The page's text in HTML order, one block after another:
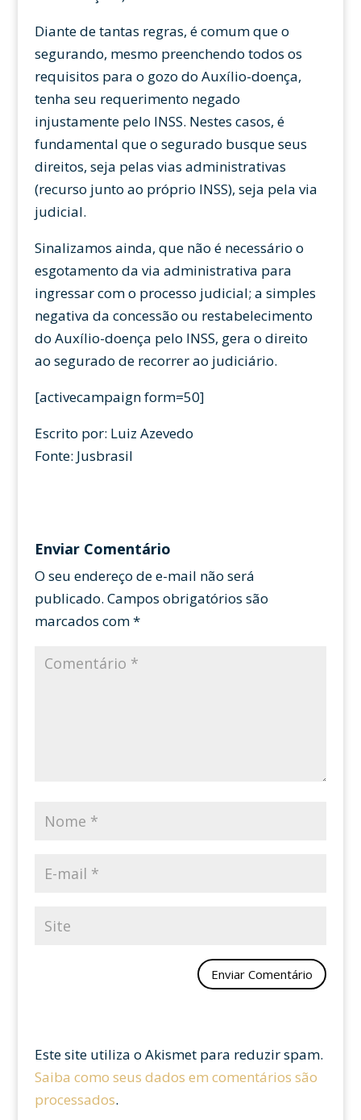
Diante de tantas regras, é comum que o
segurando, mesmo preenchendo todos os
requisitos para o gozo do Auxílio-doença,
tenha seu requerimento negado
injustamente pelo INSS. Nestes casos, é
fundamental que o segurado busque seus
direitos, seja pelas vias administrativas
(recurso junto ao próprio INSS), seja pela via
judicial.
Sinalizamos ainda, que não é necessário o
esgotamento da via administrativa para
ingressar com o processo judicial; a simples
negativa da concessão ou restabelecimento
do Auxílio-doença pelo INSS, gera o direito
ao segurado de recorrer ao judiciário.
[activecampaign form=50]
Escrito por: Luiz Azevedo
Fonte: Jusbrasil
Enviar Comentário
O seu endereço de e-mail não será
publicado. Campos obrigatórios são
marcados com*
Este site utiliza o Akismet para reduzir spam.
Saiba como seus dados em comentários são
processados.